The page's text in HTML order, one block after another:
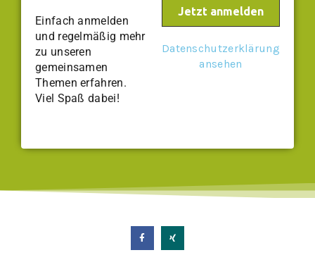
Einfach anmelden
und regelmäßig mehr
zu unseren
gemeinsamen
Themen erfahren.
Viel Spaß dabei!
Datenschutzerklärung
ansehen